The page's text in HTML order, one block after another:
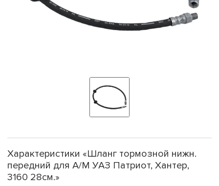
Характеристики «Шланг тормозной нижн.
передний для А/М УАЗ Патриот, Хантер,
3160 28см.»